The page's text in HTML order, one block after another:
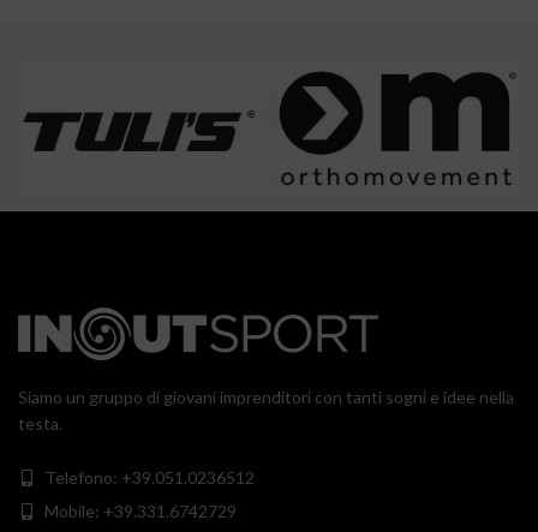
Siamo un gruppo di giovani imprenditori con tanti sogni e idee nella
testa.
Telefono: +39.051.0236512
Mobile: +39.331.6742729